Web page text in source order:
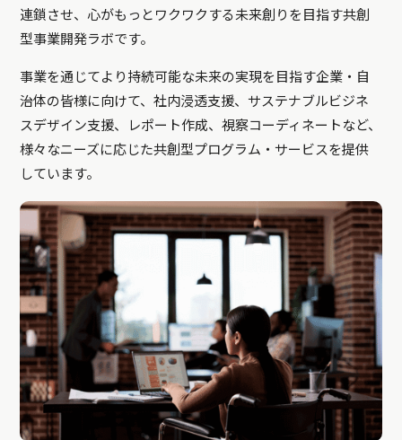
連鎖させ、心がもっとワクワクする未来創りを目指す共創
型事業開発ラボです。
事業を通じてより持続可能な未来の実現を目指す企業・自
治体の皆様に向けて、社内浸透支援、サステナブルビジネ
スデザイン支援、レポート作成、視察コーディネートなど、
様々なニーズに応じた共創型プログラム・サービスを提供
しています。